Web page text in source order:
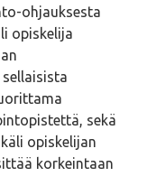
ohjauksesta
opiskelija
sekä
opiskelijan
korkeintaan